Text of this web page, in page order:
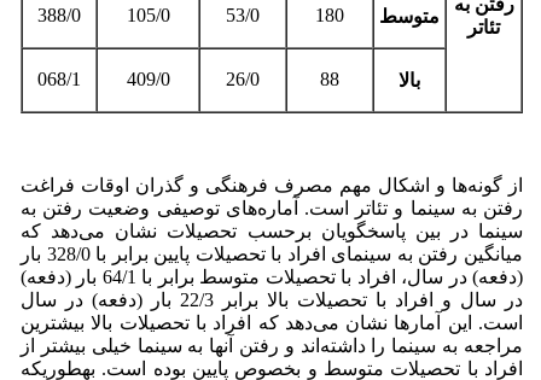
رفتن به
تئاتر
متوسط 180
53/0
105/0
388/0
بالا 88
26/0
409/0
068/1
از گونه‌ها و اشکال مهم مصرف فرهنگی و گذران اوقات فراغت
رفتن به سینما و تئاتر است. آماره‌های توصیفی وضعیت رفتن به
سینما در بین پاسخگویان برحسب تحصیلات نشان می‌دهد که
میانگین رفتن به سینمای افراد با تحصیلات پایین برابر با 328/0 بار
(دفعه) در سال، افراد با تحصیلات متوسط برابر با 64/1 بار (دفعه)
در سال و افراد با تحصیلات بالا برابر 22/3 بار (دفعه) در سال
است. این آمارها نشان می‌دهد که افراد با تحصیلات بالا بیشترین
مراجعه به سینما را داشته‌اند و رفتن آنها به سینما خیلی بیشتر از
افراد با تحصیلات متوسط و بخصوص پایین بوده است. به­طوری­که